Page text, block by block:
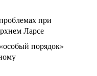
при
Ларсе
порядок»